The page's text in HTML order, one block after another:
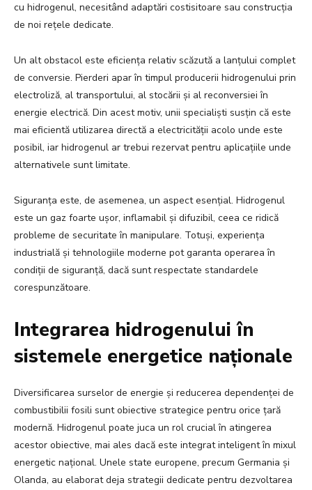
cu hidrogenul, necesitând adaptări costisitoare sau construcția
de noi rețele dedicate.
Un alt obstacol este eficiența relativ scăzută a lanțului complet
de conversie. Pierderi apar în timpul producerii hidrogenului prin
electroliză, al transportului, al stocării și al reconversiei în
energie electrică. Din acest motiv, unii specialiști susțin că este
mai eficientă utilizarea directă a electricității acolo unde este
posibil, iar hidrogenul ar trebui rezervat pentru aplicațiile unde
alternativele sunt limitate.
Siguranța este, de asemenea, un aspect esențial. Hidrogenul
este un gaz foarte ușor, inflamabil și difuzibil, ceea ce ridică
probleme de securitate în manipulare. Totuși, experiența
industrială și tehnologiile moderne pot garanta operarea în
condiții de siguranță, dacă sunt respectate standardele
corespunzătoare.
Integrarea hidrogenului în
sistemele energetice naționale
Diversificarea surselor de energie și reducerea dependenței de
combustibilii fosili sunt obiective strategice pentru orice țară
modernă. Hidrogenul poate juca un rol crucial în atingerea
acestor obiective, mai ales dacă este integrat inteligent în mixul
energetic național. Unele state europene, precum Germania și
Olanda, au elaborat deja strategii dedicate pentru dezvoltarea